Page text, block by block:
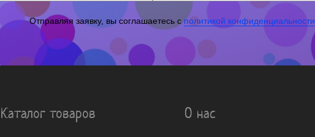
Отправляя заявку, вы соглашаетесь сполитикой конфиденциальности
Каталог товаров О нас